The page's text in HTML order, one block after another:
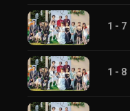
1 - 7
1 - 8